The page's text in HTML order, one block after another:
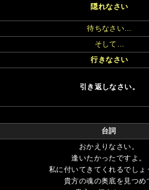
隠れなさい
待ちなさい…
そして…
行きなさい
引き返しなさい。
台詞
おかえりなさい。
逢いたかったですよ。
私に付いてきてくれるでしょ
貴方の魂の奥底を見つめ